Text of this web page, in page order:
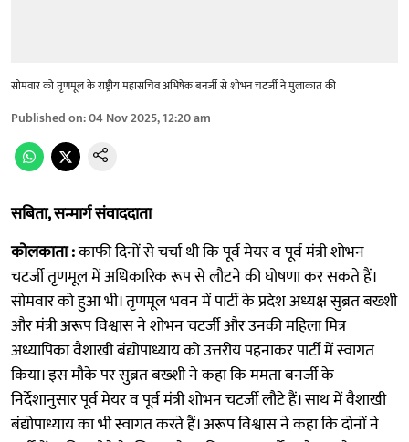
सोमवार को तृणमूल के राष्ट्रीय महासचिव अभिषेक बनर्जी से शोभन चटर्जी ने मुलाकात की
Published on:04 Nov 2025, 12:20 am
सबिता, सन्मार्ग संवाददाता
कोलकाता :काफी दिनों से चर्चा थी कि पूर्व मेयर व पूर्व मंत्री शोभन
चटर्जी तृणमूल में अधिकारिक रूप से लौटने की घोषणा कर सकते हैं।
सोमवार को हुआ भी। तृणमूल भवन में पार्टी के प्रदेश अध्यक्ष सुब्रत बख्शी
और मंत्री अरूप विश्वास ने शोभन चटर्जी और उनकी महिला मित्र
अध्यापिका वैशाखी बंद्योपाध्याय को उत्तरीय पहनाकर पार्टी में स्वागत
किया। इस मौके पर सुब्रत बख्शी ने कहा कि ममता बनर्जी के
निर्देशानुसार पूर्व मेयर व पूर्व मंत्री शोभन चटर्जी लौटे हैं। साथ में वैशाखी
बंद्योपाध्याय का भी स्वागत करते हैं। अरूप विश्वास ने कहा कि दोनों ने